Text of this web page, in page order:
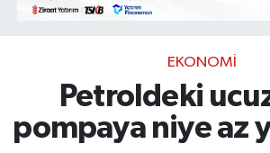
EKONOMI
Petroldeki
pompaya niye az
Bitcoin
Şirket Haberleri